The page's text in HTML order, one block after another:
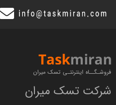
فروشـگــاه اینترنتـی تسک میران
شرکت تسک میران